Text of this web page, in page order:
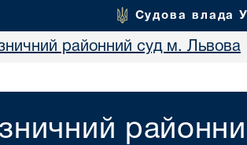
Судова влада
районний суд м. Львова